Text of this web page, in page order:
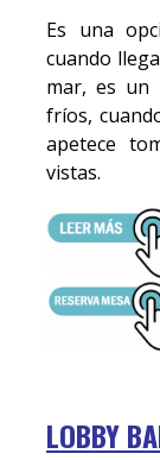
Es una
cuando
mar, es un
fríos,
apetece
vistas.
LOBBY